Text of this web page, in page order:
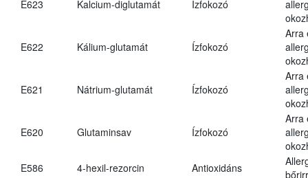
E623 Kalcium-diglutamát Ízfokozó
E622 Kálium-glutamát Ízfokozó
Arra
E621 Nátrium-glutamát Ízfokozó
Arra
E620 Glutaminsav Ízfokozó
Arra
E586
4-hexil-rezorcin Antioxidáns